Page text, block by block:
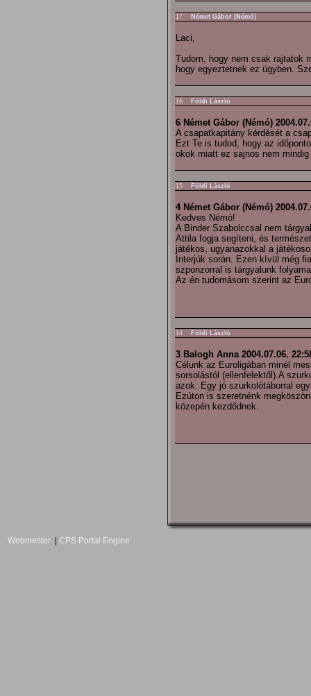
17 Német Gábor (Némó)
Laci,
Tudom, hogy nem csak rajtatok
hogy egyeztetnek ez ügyben.
16 Földi László
6 Német Gábor (Némó)
A csapatkapitány kérdését a
Ezt Te is tudod, hogy az
okok miatt ez sajnos nem
15 Földi László
4 Német Gábor (Némó)
Kedves Némó!
A Binder Szabolccsal nem
Attila fogja segíteni, és
játékos, ugyanazokkal a
Interjúk során. Ezen kívül még
szponzorral is tárgyalunk
Az én tudomásom szerint az
14 Földi László
3 Balogh Anna 2004.07.06.
Célunk az Euroligában minél
sorsolástól (ellenfelektől).A
azok. Egy jó szurkolótáborral
Ezúton is szeretnénk
közepén kezdődnek.
Webmester CPS Portal Engine